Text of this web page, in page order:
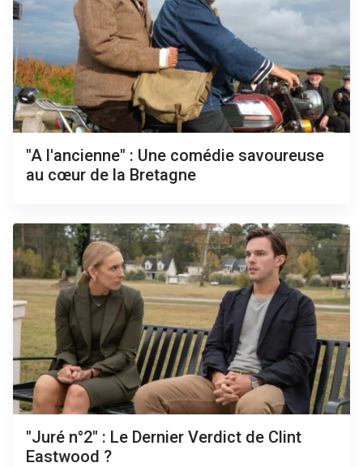
"A l'ancienne" : Une comédie savoureuse
au cœur de la Bretagne
"Juré n°2" : Le Dernier Verdict de Clint
Eastwood ?